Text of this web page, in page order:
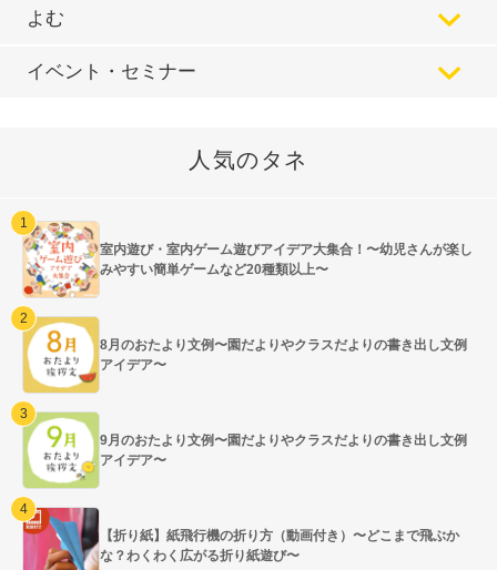
よむ
イベント・セミナー
人気のタネ
室内遊び・室内ゲーム遊びアイデア大集合！〜幼児さんが楽し
みやすい簡単ゲームなど20種類以上〜
8月のおたより文例〜園だよりやクラスだよりの書き出し文例
アイデア〜
9月のおたより文例〜園だよりやクラスだよりの書き出し文例
アイデア〜
【折り紙】紙飛行機の折り方（動画付き）〜どこまで飛ぶか
な？わくわく広がる折り紙遊び〜